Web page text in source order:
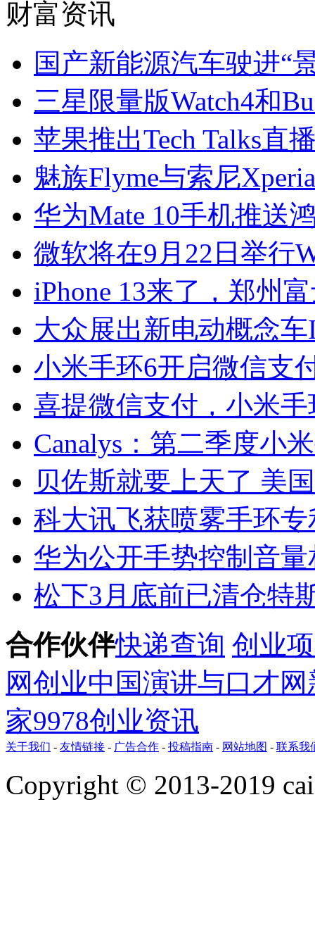
财富资讯
国产新能源汽车驶进“
三星限量版Watch4和
苹果推出Tech Talks直
魅族Flyme与索尼
华为Mate 10手机推送
微软将在9月22日举行
iPhone 13来了，郑州
大众展出新电动概念
小米手环6开启微信支
喜提微信支付，小米
Canalys：第二季度小
贝佐斯就要上天了 美
科大讯飞获喷雾手环
华为公开手势控制音
松下3月底前已清仓特
合作伙伴快递查询 创业
网创业中国演讲与口才网
家9978创业资讯
关于我们 - 友情链接 - 广告合作 - 投稿指南 - 网站地图 - 联系我
Copyright © 2013-2019